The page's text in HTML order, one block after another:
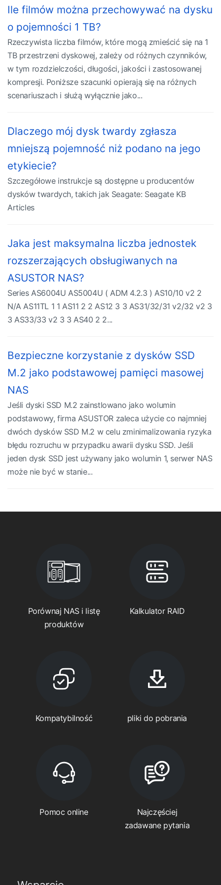
Ile filmów można przechowywać na dysku
o pojemności 1 TB?
Rzeczywista liczba filmów, które mogą zmieścić się na 1
TB przestrzeni dyskowej, zależy od różnych czynników,
w tym rozdzielczości, długości, jakości i zastosowanej
kompresji. Poniższe szacunki opierają się na różnych
scenariuszach i służą wyłącznie jako...
Dlaczego mój dysk twardy zgłasza
mniejszą pojemność niż podano na jego
etykiecie?
Szczegółowe instrukcje są dostępne u producentów
dysków twardych, takich jak Seagate: Seagate KB
Articles
Jaka jest maksymalna liczba jednostek
rozszerzających obsługiwanych na
ASUSTOR NAS?
Series AS6004U AS5004U ( ADM 4.2.3 ) AS10/10 v2 2
N/A AS11TL 1 1 AS11 2 2 AS12 3 3 AS31/32/31 v2/32 v2 3
3 AS33/33 v2 3 3 AS40 2 2...
Bezpieczne korzystanie z dysków SSD
M.2 jako podstawowej pamięci masowej
NAS
Jeśli dyski SSD M.2 zainstlowano jako wolumin
podstawowy, firma ASUSTOR zaleca użycie co najmniej
dwóch dysków SSD M.2 w celu zminimalizowania ryzyka
błędu rozruchu w przypadku awarii dysku SSD. Jeśli
jeden dysk SSD jest używany jako wolumin 1, serwer NAS
może nie być w stanie...
Porównaj NAS i listę
produktów
Kalkulator RAID
Kompatybilność pliki do pobrania
Pomoc online
Najczęściej
zadawane pytania